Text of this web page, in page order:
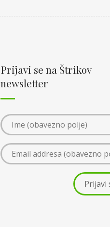
Prijavi se na Štrikov
newsletter